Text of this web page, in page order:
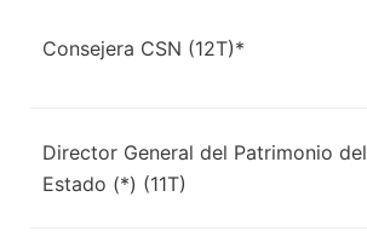
Consejera CSN (12T)*
Director General del Patrimonio del
Estado (*) (11T)